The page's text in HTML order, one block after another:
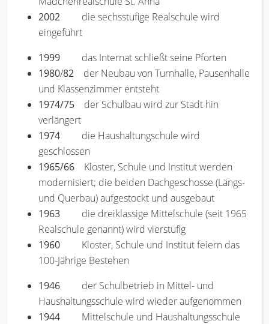
2002 die sechsstufige Realschule wird
eingeführt
1999 das Internat schließt seine Pforten
1980/82 der Neubau von Turnhalle, Pausenhalle
und Klassenzimmer entsteht
1974/75 der Schulbau wird zur Stadt hin
verlängert
1974 die Haushaltungschule wird
geschlossen
1965/66 Kloster, Schule und Institut werden
modernisiert; die beiden Dachgeschosse (Längs-
und Querbau) aufgestockt und ausgebaut
1963 die dreiklassige Mittelschule (seit 1965
Realschule genannt) wird vierstufig
1960 Kloster, Schule und Institut feiern das
100-Jährige Bestehen
1946 der Schulbetrieb in Mittel- und
Haushaltungsschule wird wieder aufgenommen
1944 Mittelschule und Haushaltungsschule